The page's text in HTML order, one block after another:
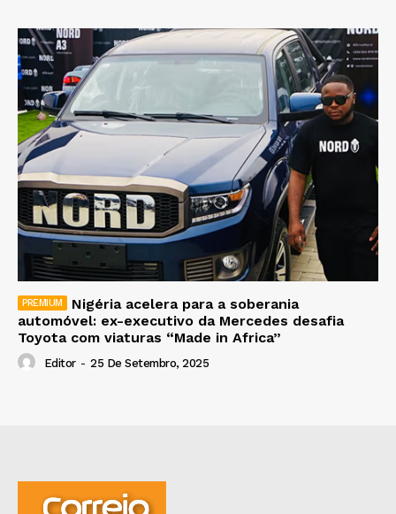
Nigéria acelera para a soberania
automóvel: ex-executivo da Mercedes desafia
Toyota com viaturas “Made in Africa”
Editor - 25 De Setembro, 2025